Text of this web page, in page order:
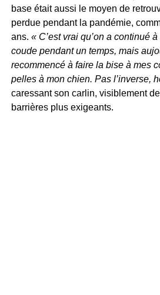
base était aussi le moyen de
perdue pendant la pandémie,
ans. « C’est vrai qu’on a continué
coude pendant un temps, mais
recommencé à faire la bise à mes
pelles à mon chien. Pas l’inverse,
caressant son carlin, visiblement
barrières plus exigeants.